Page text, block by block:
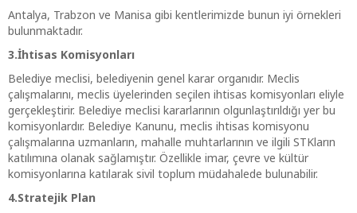
Antalya, Trabzon ve Manisa gibi kentlerimizde bunun iyi örnekleri
bulunmaktadır.
3.İhtisas Komisyonları
Belediye meclisi, belediyenin genel karar organıdır. Meclis
çalışmalarını, meclis üyelerinden seçilen ihtisas komisyonları eliyle
gerçekleştirir. Belediye meclisi kararlarının olgunlaştırıldığı yer bu
komisyonlardır. Belediye Kanunu, meclis ihtisas komisyonu
çalışmalarına uzmanların, mahalle muhtarlarının ve ilgili STKların
katılımına olanak sağlamıştır. Özellikle imar, çevre ve kültür
komisyonlarına katılarak sivil toplum müdahalede bulunabilir.
4.Stratejik Plan